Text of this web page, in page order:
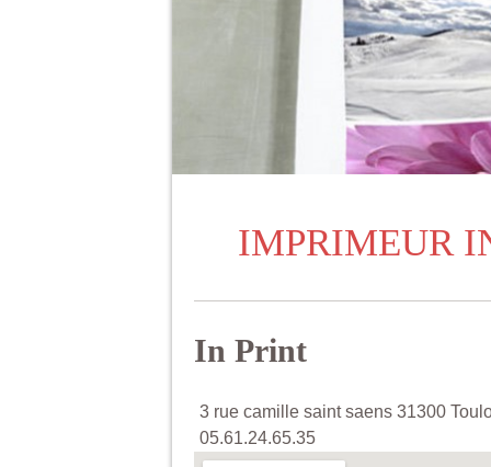
IMPRIMEUR
In Print
3 rue camille saint saens 31300
05.61.24.65.35